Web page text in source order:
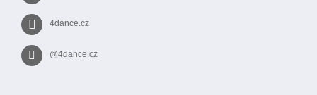
4dance.cz
@4dance.cz